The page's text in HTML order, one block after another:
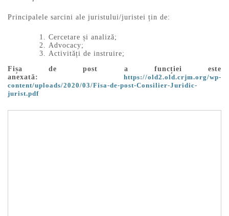
Principalele sarcini ale juristului/juristei țin de:
Cercetare și analiză;
Advocacy;
Activități de instruire;
Fișa de post a funcției este
anexată:
https://old2.old.crjm.org/wp-
content/uploads/2020/03/Fisa-de-post-Consilier-Juridic-
jurist.pdf